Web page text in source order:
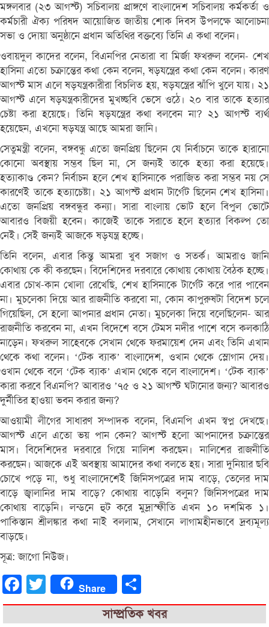
মঙ্গলবার (২৩ আগস্ট) সচিবালয় প্রাঙ্গণে বাংলাদেশ সচিবালয় কর্মকর্তা ও
কর্মচারী ঐক্য পরিষদ আয়োজিত জাতীয় শোক দিবস উপলক্ষে আলোচনা
সভা ও দোয়া অনুষ্ঠানে প্রধান অতিথির বক্তব্যে তিনি এ কথা বলেন।
ওবায়দুল কাদের বলেন, বিএনপির নেতারা বা মির্জা ফখরুল বলেন- শেখ
হাসিনা এতো চক্রান্তের কথা কেন বলেন, ষড়যন্ত্রের কথা কেন বলেন। কারণ
আগস্ট মাস এলে ষড়যন্ত্রকারীরা বিচলিত হয়, ষড়যন্ত্রের ঝাঁপি খুলে যায়। ২১
আগস্ট এলে ষড়যন্ত্রকারীদের মুখচ্ছবি ভেসে ওঠে। ২০ বার তাকে হত্যার
চেষ্টা করা হয়েছে। তিনি ষড়যন্ত্রের কথা বলবেন না? ২১ আগস্ট ব্যর্থ
হয়েছেন, এখনো ষড়যন্ত্র আছে আমরা জানি।
সেতুমন্ত্রী বলেন, বঙ্গবন্ধু এতো জনপ্রিয় ছিলেন যে নির্বাচনে তাকে হারানো
কোনো অবস্থায় সম্ভব ছিল না, সে জন্যই তাকে হত্যা করা হয়েছে।
হত্যাকাণ্ড কেন? নির্বাচন হলে শেখ হাসিনাকে পরাজিত করা সম্ভব নয় সে
কারণেই তাকে হত্যাচেষ্টা। ২১ আগস্ট প্রধান টার্গেট ছিলেন শেখ হাসিনা।
এতো জনপ্রিয় বঙ্গবন্ধুর কন্যা। সারা বাংলায় ভোট হলে বিপুল ভোটে
আবারও বিজয়ী হবেন। কাজেই তাকে সরাতে হলে হত্যার বিকল্প তো
নেই। সেই জন্যই আজকে ষড়যন্ত্র হচ্ছে।
তিনি বলেন, এবার কিন্তু আমরা খুব সজাগ ও সতর্ক। আমরাও জানি
কোথায় কে কী করছেন। বিদেশিদের দরবারে কোথায় কোথায় বৈঠক হচ্ছে।
এবার চোখ-কান খোলা রেখেছি, শেখ হাসিনাকে টার্গেট করে পার পাবেন
না। মুচলেকা দিয়ে আর রাজনীতি করবো না, কোন কাপুরুষটা বিদেশ চলে
গিয়েছিল, সে হলো আপনার প্রধান নেতা। মুচলেকা দিয়ে বলেছিলেন- আর
রাজনীতি করবেন না, এখন বিদেশে বসে টেমস নদীর পাশে বসে কলকাঠি
নাড়েন। ফখরুল সাহেবকে সেখান থেকে ফরমায়েশ দেন এবং তিনি এখান
থেকে কথা বলেন। ‘টেক ব্যাক’ বাংলাদেশ, ওখান থেকে স্লোগান দেয়।
ওখান থেকে বলে ‘টেক ব্যাক’ এখান থেকে বলে বাংলাদেশ। ‘টেক ব্যাক’
কারা করবে বিএনপি? আবারও ’৭৫ ও ২১ আগস্ট ঘটানোর জন্য? আবারও
দুর্নীতির হাওয়া ভবন করার জন্য?
আওয়ামী লীগের সাধারণ সম্পাদক বলেন, বিএনপি এখন স্বপ্ন দেখছে।
আগস্ট এলে এতো ভয় পান কেন? আগস্ট হলো আপনাদের চক্রান্তের
মাস। বিদেশিদের দরবারে গিয়ে নালিশ করছেন। নালিশের রাজনীতি
করছেন। আজকে এই অবস্থায় আমাদের কথা বলতে হয়। সারা দুনিয়ার ছবি
চোখে পড়ে না, শুধু বাংলাদেশেই জিনিসপত্রের দাম বাড়ে, তেলের দাম
বাড়ে জ্বালানির দাম বাড়ে? কোথায় বাড়েনি বলুন? জিনিসপত্রের দাম
কোথায় বাড়েনি। লন্ডনে হুট করে মুদ্রাস্ফীতি এখন ১০ দশমিক ১।
পাকিস্তান শ্রীলঙ্কার কথা নাই বললাম, সেখানে লাগামহীনভাবে দ্রব্যমূল্য
বাড়ছে।
সূত্র: জাগো নিউজ।
FacebookTwitter Share
সাম্প্রতিক খবর